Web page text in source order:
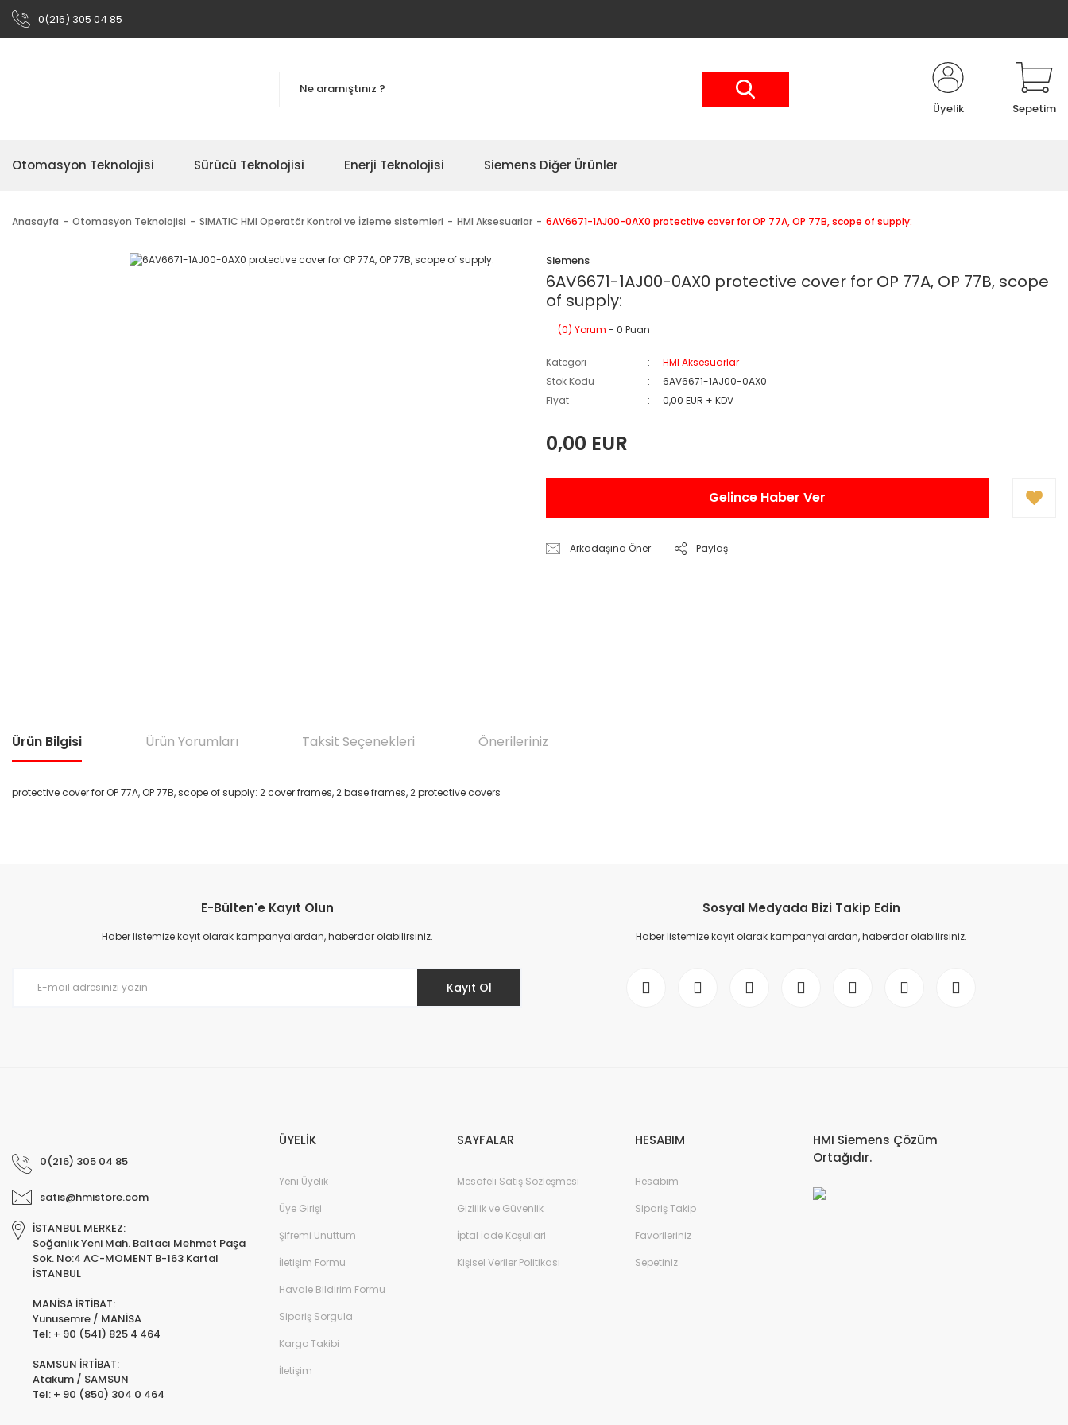
0(216) 305 04 85
Üyelik Sepetim
Otomasyon Teknolojisi Sürücü Teknolojisi Enerji Teknolojisi Siemens Diğer Ürünler
Anasayfa Otomasyon Teknolojisi SIMATIC HMI Operatör Kontrol ve İzleme sistemleri HMI Aksesuarlar 6AV6671-1AJ00-0AX0 protective cover for OP 77A, OP 77B, scope of supply:
Siemens
6AV6671-1AJ00-0AX0 protective cover for OP 77A, OP 77B, scope
of supply:
(0) Yorum - 0 Puan
Kategori
HMI Aksesuarlar
Stok Kodu
6AV6671-1AJ00-0AX0
Fiyat
0,00 EUR + KDV
0,00 EUR
Gelince Haber Ver
Arkadaşına Öner Paylaş
Ürün Bilgisi Ürün Yorumları Taksit Seçenekleri Önerileriniz
protective cover for OP 77A, OP 77B, scope of supply: 2 cover frames, 2 base frames, 2 protective covers
Ürün resmi kalitesiz, bozuk veya görüntülenemiyor.
Ürün açıklamasında eksik bilgiler bulunuyor.
E-Bülten'e Kayıt Olun
Haber listemize kayıt olarak kampanyalardan, haberdar olabilirsiniz.
Kayıt Ol
Sosyal Medyada Bizi Takip Edin
Haber listemize kayıt olarak kampanyalardan, haberdar olabilirsiniz.
0(216) 305 04 85
satis@hmistore.com
İSTANBUL MERKEZ:
Soğanlık Yeni Mah. Baltacı Mehmet Paşa
Sok. No:4 AC-MOMENT B-163 Kartal
İSTANBUL
MANİSA İRTİBAT:
Yunusemre / MANİSA
Tel: + 90 (541) 825 4 464
SAMSUN İRTİBAT:
Atakum / SAMSUN
Tel: + 90 (850) 304 0 464
ÜYELİK
Yeni Üyelik
Üye Girişi
Şifremi Unuttum
İletişim Formu
Havale Bildirim Formu
Sipariş Sorgula
Kargo Takibi
İletişim
SAYFALAR
Mesafeli Satış Sözleşmesi
Gizlilik ve Güvenlik
İptal İade Koşullari
Kişisel Veriler Politikası
HESABIM
Hesabım
Sipariş Takip
Favorileriniz
Sepetiniz
HMI Siemens Çözüm
Ortağıdır.